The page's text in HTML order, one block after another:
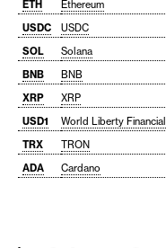
ETH Ethereum
USDC
USDC
SOL
Solana
BNB
BNB
XRP
XRP
USD1
World Liberty
TRX
TRON
ADA
Cardano